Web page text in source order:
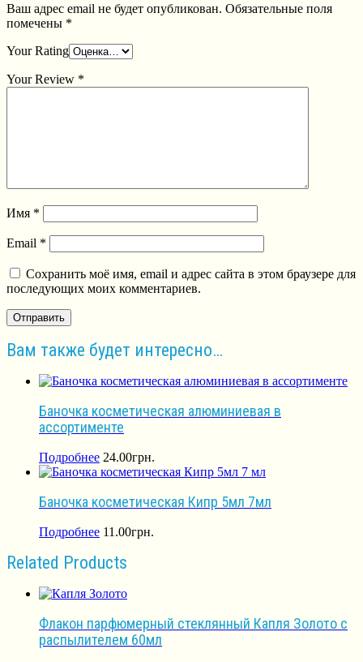
Ваш адрес email не будет опубликован. Обязательные поля
помечены *
Your Rating
Your Review *
Имя *
Email *
Сохранить моё имя, email и адрес сайта в этом браузере для
последующих моих комментариев.
Вам также будет интересно…
Баночка косметическая алюминиевая в
ассортименте
Подробнее 24.00грн.
Баночка косметическая Кипр 5мл 7мл
Подробнее 11.00грн.
Related Products
Флакон парфюмерный стеклянный Капля Золото с
распылителем 60мл